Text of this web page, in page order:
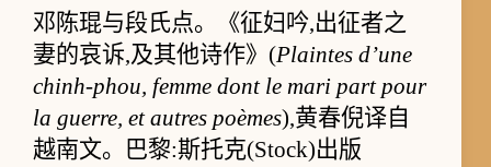
邓陈琨与段氏点。《征妇吟,出征者之
妻的哀诉,及其他诗作》(Plaintes d’une
chinh-phou, femme dont le mari part pour
la guerre, et autres poèmes),黄春倪译自
越南文。巴黎:斯托克(Stock)出版